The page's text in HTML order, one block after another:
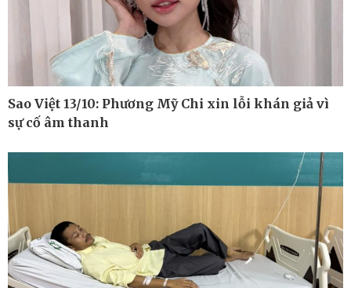
Kinh tế
Thị trường
Sao Việt 13/10: Phương Mỹ Chi xin lỗi khán giả vì
sự cố âm thanh